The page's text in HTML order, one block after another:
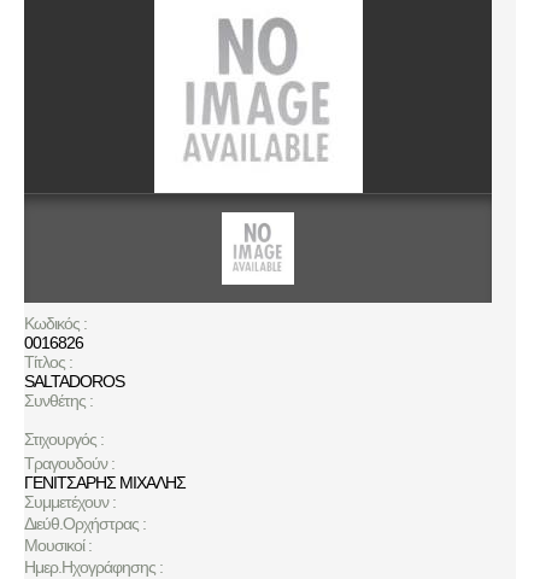
Κωδικός :
0016826
Τίτλος :
SALTADOROS
Συνθέτης :
Στιχουργός :
Τραγουδούν :
ΓΕΝΙΤΣΑΡΗΣ ΜΙΧΑΛΗΣ
Συμμετέχουν :
Διεύθ.Ορχήστρας :
Μουσικοί :
Ημερ.Ηχογράφησης :